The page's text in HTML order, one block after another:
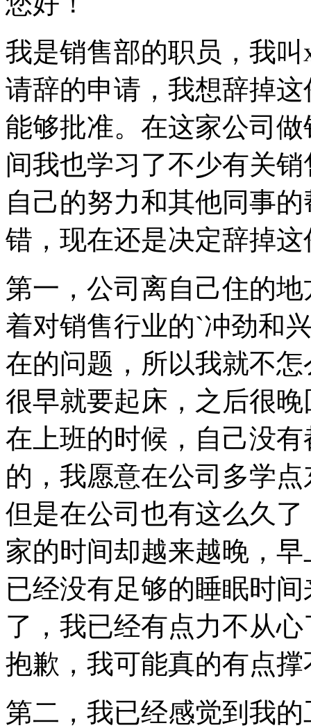
我是销售部的职员，我
请辞的申请，我想辞掉
能够批准。在这家公司
间我也学习了不少有关
自己的努力和其他同事
错，现在还是决定辞掉
第一，公司离自己住的
着对销售行业的`冲劲和
在的问题，所以我就不
很早就要起床，之后很
在上班的时候，自己没
的，我愿意在公司多学
但是在公司也有这么久
家的时间却越来越晚，
已经没有足够的睡眠时
了，我已经有点力不从
抱歉，我可能真的有点
第二，我已经感觉到我